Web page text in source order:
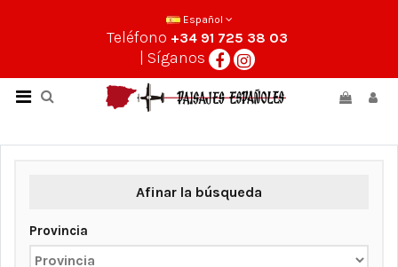
Español
Teléfono +34 91 725 38 03
| Síganos
Afinar la búsqueda
Provincia